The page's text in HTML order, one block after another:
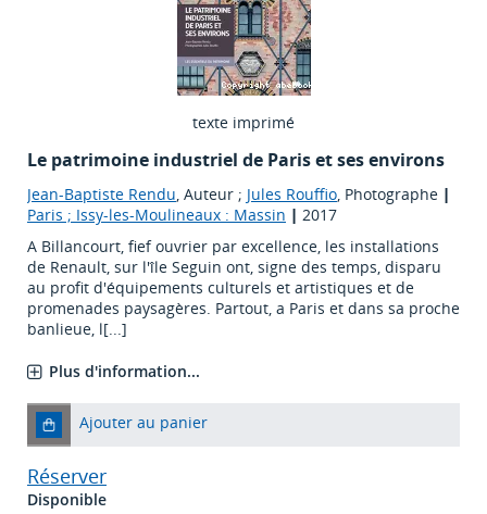
texte imprimé
Le patrimoine industriel de Paris et ses environs
Jean-Baptiste Rendu, Auteur ; Jules Rouffio, Photographe |
Paris ; Issy-les-Moulineaux : Massin | 2017
A Billancourt, fief ouvrier par excellence, les installations
de Renault, sur l'île Seguin ont, signe des temps, disparu
au profit d'équipements culturels et artistiques et de
promenades paysagères. Partout, a Paris et dans sa proche
banlieue, l[...]
Plus d'information...
Ajouter au panier
Réserver
Disponible